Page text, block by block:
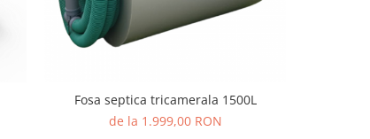
Fosa septica tricamerala 1500L
de la 1.999,00 RON